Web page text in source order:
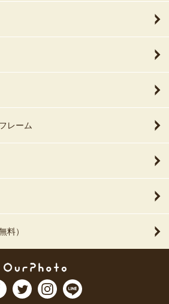
レーム
料）